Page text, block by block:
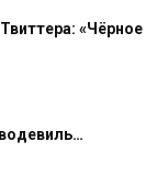
«Чёрное